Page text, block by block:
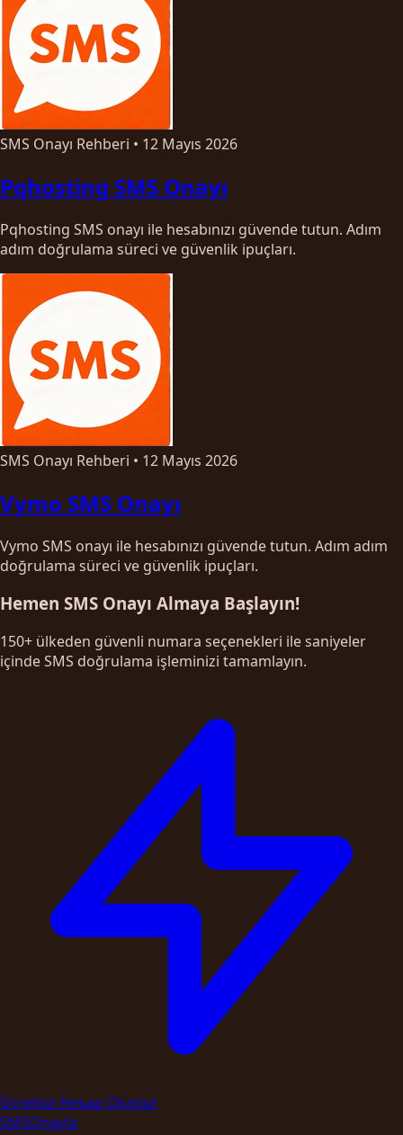
SMS Onayı Rehberi • 12 Mayıs 2026
Pqhosting SMS Onayı
Pqhosting SMS onayı ile hesabınızı güvende tutun. Adım
adım doğrulama süreci ve güvenlik ipuçları.
SMS Onayı Rehberi • 12 Mayıs 2026
Vymo SMS Onayı
Vymo SMS onayı ile hesabınızı güvende tutun. Adım adım
doğrulama süreci ve güvenlik ipuçları.
Hemen SMS Onayı Almaya Başlayın!
150+ ülkeden güvenli numara seçenekleri ile saniyeler
içinde SMS doğrulama işleminizi tamamlayın.
Ücretsiz Hesap Oluştur
SMSOnayla